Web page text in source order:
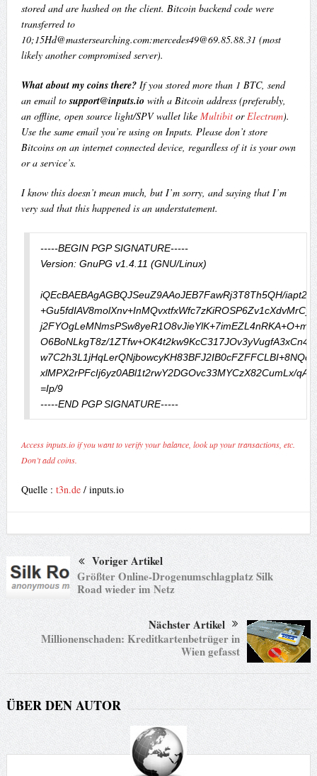
stored and are hashed on the client. Bitcoin backend code were
transferred to
10;15Hd@mastersearching.com:mercedes49@69.85.88.31 (most
likely another compromised server).
What about my coins there?If you stored more than 1 BTC, send
an email to support@inputs.iowith a Bitcoin address (preferably,
an offline, open source light/SPV wallet like Multibitor Electrum).
Use the same email you’re using on Inputs. Please don’t store
Bitcoins on an internet connected device, regardless of it is your own
or a service’s.
I know this doesn’t mean much, but I’m sorry, and saying that I’m
very sad that this happened is an understatement.
-----BEGIN PGP SIGNATURE-----
Version: GnuPG v1.4.11 (GNU/Linux)
iQEcBAEBAgAGBQJSeuZ9AAoJEB7FawRj3T8Th5QH/
O6BoNLkgT8z/
xlMPX2rPFcIj6yz0ABl1t2rwY2DGOvc33MYCzX82CumLx/
=Ip/9
Access inputs.io if you want to verify your balance, look up your transactions, etc.
Don’t add coins.
Quelle : t3n.de/ inputs.io
Voriger Artikel
Größter Online-Drogenumschlagplatz Silk
Road wieder im Netz
Nächster Artikel
Millionenschaden: Kreditkartenbetrüger in
Wien gefasst
ÜBER DEN AUTOR